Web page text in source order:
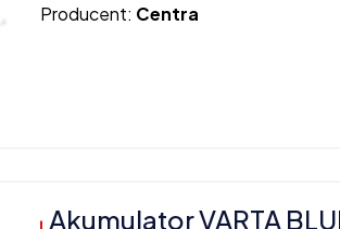
Producent: Centra
Akumulator VARTA